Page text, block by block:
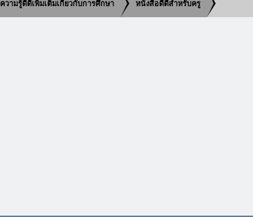
ความรู้ดีดีเพิ่มเติมเกี่ยวกับการศึกษา หนังสือดีดีสำหรับครู